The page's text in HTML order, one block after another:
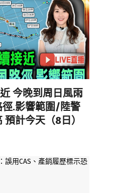
今晚到周日風雨
.影響範圍/陸警
計今天（8日）